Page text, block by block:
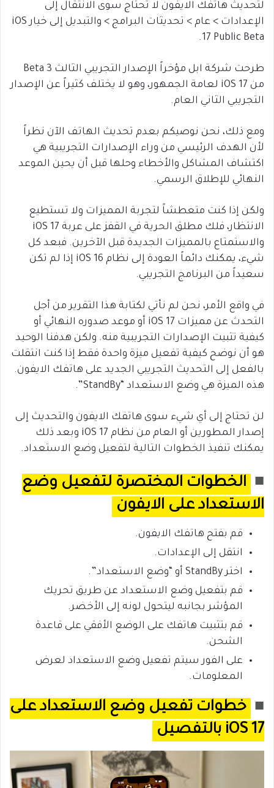
لتحديث هاتفك الايفون لا تحتاج سوى الانتقال إلى
الإعدادات > عام > تحديثات البرامج > والتبديل إلى خيار iOS
17 Public Beta.
طرحت شركة ابل مؤخراً الإصدار التجريبي الثالث Beta 3
من iOS 17 لعامة الجمهور، وهو لا يختلف كثيراً عن الإصدار
التجريبي الثاني العام.
ومع ذلك، نحن نوصيكم بعدم تحديث الهاتف الآن نظراً
لأن الهدف الرئيسي من وراء الإصدارات التجريبية هي
اكتشاف المشاكل والأخطاء وحلها قبل أن يحين الموعد
النهائي للإطلاق الرسمي.
ولكن إذا كنت متعطشاً لتجربة المميزات ولا تستطيع
الانتظار، فلك مطلق الحرية في القفز على عربة iOS 17
والاستمتاع بالمميزات الجديدة قبل الآخرين. فبعد كل
شيء، يمكنك دائماً العودة إلى نظام iOS 16 إذا لم تكن
سعيداً من البرنامج التجريبي.
في واقع الأمر، نحن لم نأتي لكتابة هذا التقرير من أجل
التحدث عن مميزات iOS 17 أو موعد صدوره النهائي أو
كيفية تثبيت الإصدارات التجريبية منه. ولكن هدفنا الوحيد
هو أن نوضح كيفية تفعيل ميزة واحدة فقط إذا كنت انتقلت
بالفعل إلى التحديث التجريبي الجديد على هاتفك الايفون.
هذه الميزة هي وضع الاستعداد “StandBy”.
لن تحتاج إلى أي شيء سوى هاتفك الايفون والتحديث إلى
إصدار المطورين أو العام من نظام iOS 17 وبعد ذلك
يمكنك تنفيذ الخطوات التالية لتفعيل وضع الاستعداد.
■ الخطوات المختصرة لتفعيل وضع
الاستعداد على الايفون
قم بفتح هاتفك الايفون.
انتقل إلى الإعدادات.
اختر StandBy أو “وضع الاستعداد”.
قم بتفعيل وضع الاستعداد عن طريق تحريك
المؤشر بجانبه ليتحول لونه إلى الأخضر.
قم بتثبيت هاتفك على الوضع الأفقي على قاعدة
الشحن.
على الفور سيتم تفعيل وضع الاستعداد لعرض
المعلومات.
■ خطوات تفعيل وضع الاستعداد على
iOS 17 بالتفصيل